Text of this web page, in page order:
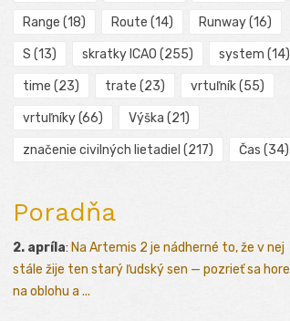
Range (18) Route (14) Runway(16)
S (13) skratky ICAO (255) system (14)
time (23) trate (23) vrtuľník(55)
vrtuľníky(66) Výška (21)
značenie civilných lietadiel (217) Čas (34)
Poradňa
2. apríla: Na Artemis 2 je nádherné to, že v nej
stále žije ten starý ľudský sen — pozrieť sa hore
na oblohu a ...